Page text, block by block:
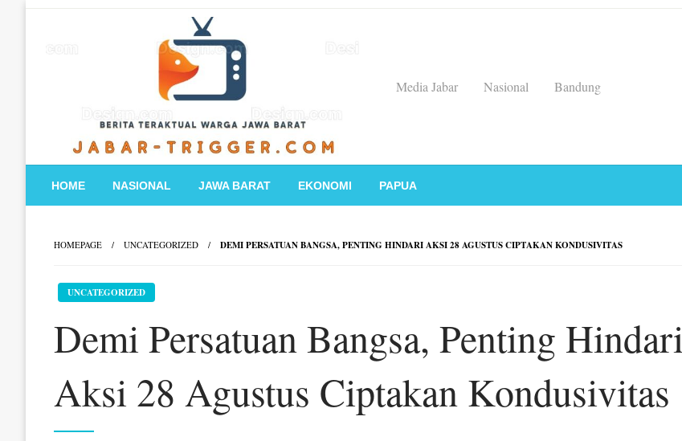
Media Jabar
Nasional Bandung
HOME NASIONAL JAWA BARAT EKONOMI PAPUA
HOMEPAGE UNCATEGORIZED DEMI PERSATUAN BANGSA, PENTING HINDARI AKSI 28 AGUSTUS CIPTAKAN KONDUSIVITAS
UNCATEGORIZED
Demi Persatuan Bangsa, Penting Hindari
Aksi 28 Agustus Ciptakan Kondusivitas